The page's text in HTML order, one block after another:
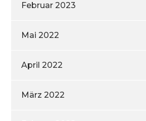
Februar 2023
Mai 2022
April 2022
März 2022